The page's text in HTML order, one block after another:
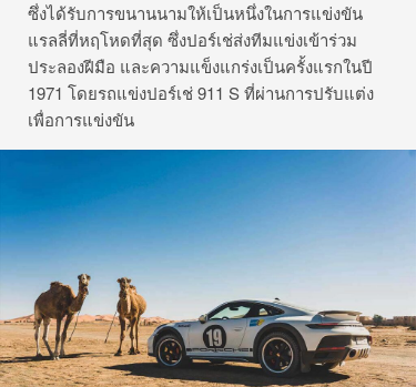
ซึ่งได้รับการขนานนามให้เป็นหนึ่งในการแข่งขัน
แรลลี่ที่หฤโหดที่สุด ซึ่งปอร์เช่ส่งทีมแข่งเข้าร่วม
ประลองฝีมือ และความแข็งแกร่งเป็นครั้งแรกในปี
1971 โดยรถแข่งปอร์เช่ 911 S ที่ผ่านการปรับแต่ง
เพื่อการแข่งขัน